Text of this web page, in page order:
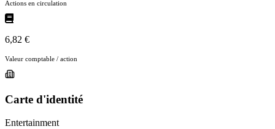
Actions en circulation
6,82 €
Valeur comptable / action
Carte d'identité
Entertainment